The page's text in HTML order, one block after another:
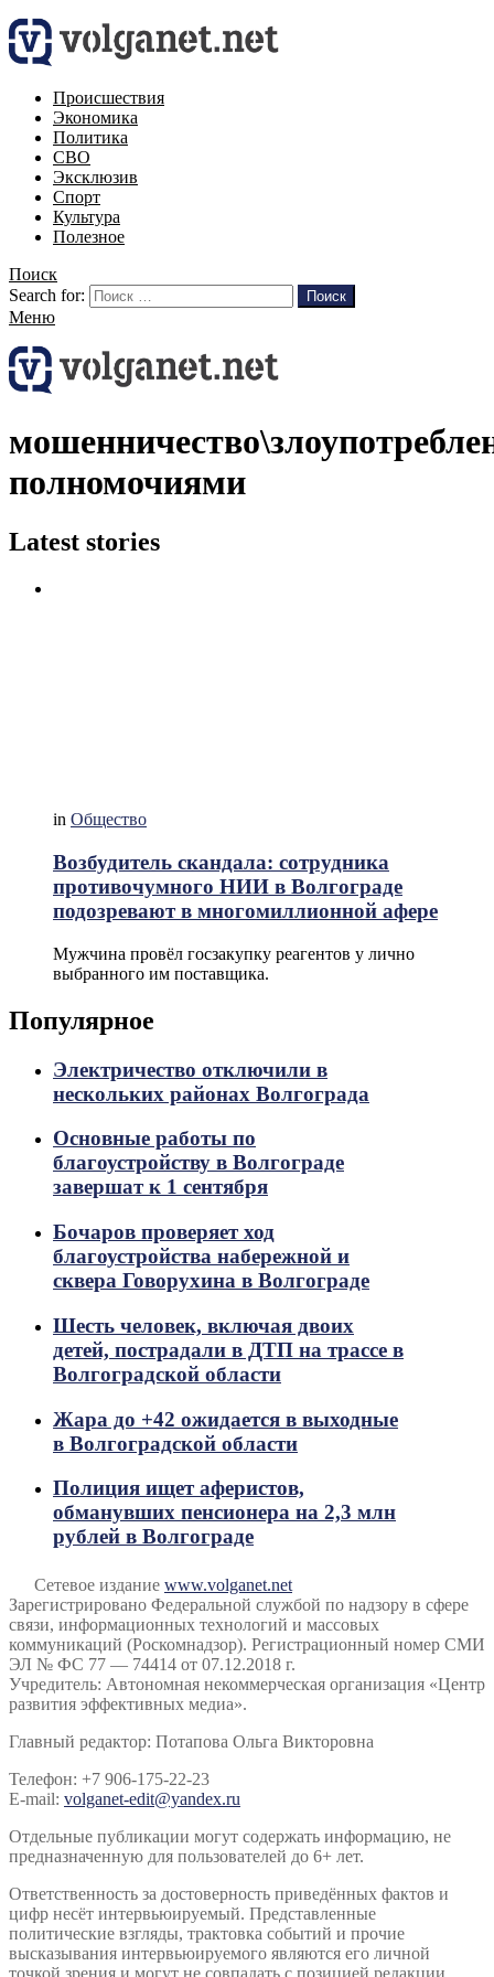
Происшествия
Экономика
Политика
СВО
Эксклюзив
Спорт
Культура
Полезное
Поиск
Search for:
Поиск
Меню
полномочиями
Latest stories
in Общество
Возбудитель скандала: сотрудника
противочумного НИИ в Волгограде
подозревают в многомиллионной афере
Мужчина провёл госзакупку реагентов у лично
выбранного им поставщика.
Популярное
Электричество отключили в
нескольких районах Волгограда
Основные работы по
благоустройству в Волгограде
завершат к 1 сентября
Бочаров проверяет ход
благоустройства набережной и
сквера Говорухина в Волгограде
Шесть человек, включая двоих
детей, пострадали в ДТП на трассе в
Волгоградской области
Жара до +42 ожидается в выходные
в Волгоградской области
Полиция ищет аферистов,
обманувших пенсионера на 2,3 млн
рублей в Волгограде
Сетевое издание www.volganet.net
Зарегистрировано Федеральной службой по надзору в сфере
связи, информационных технологий и массовых
коммуникаций (Роскомнадзор). Регистрационный номер СМИ
ЭЛ № ФС 77 — 74414 от 07.12.2018 г.
Учредитель: Автономная некоммерческая организация «Центр
развития эффективных медиа».
Главный редактор: Потапова Ольга Викторовна
Телефон: +7 906-175-22-23
E-mail: volganet-edit@yandex.ru
Отдельные публикации могут содержать информацию, не
предназначенную для пользователей до 6+ лет.
Ответственность за достоверность приведённых фактов и
цифр несёт интервьюируемый. Представленные
политические взгляды, трактовка событий и прочие
высказывания интервьюируемого являются его личной
точкой зрения и могут не совпадать с позицией редакции.